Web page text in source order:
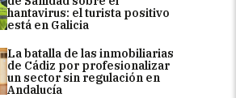
hantavirus: el turista positivo
está en Galicia
La batalla de las inmobiliarias
de Cádiz por profesionalizar
un sector sin regulación en
Andalucía